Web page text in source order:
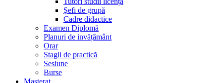
Şefi de grupă
Cadre didactice
Examen Diplomă
Planuri de invățământ
Orar
Stagii de practică
Sesiune
Burse
Masterat